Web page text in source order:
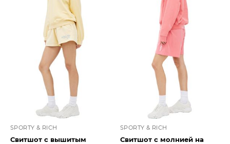
SPORTY & RICH
Свитшот с вышитым
SPORTY & RICH
Свитшот с молнией на